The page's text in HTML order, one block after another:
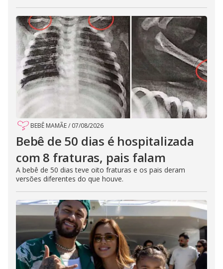
BEBÊ MAMÃE/ 07/08/2026
Bebê de 50 dias é hospitalizada
com 8 fraturas, pais falam
A bebê de 50 dias teve oito fraturas e os pais deram
versões diferentes do que houve.